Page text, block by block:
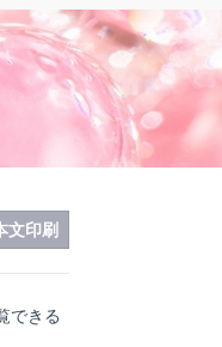
文印刷
できる